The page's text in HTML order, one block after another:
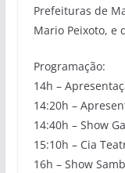
Prefeituras de
Mario Peixoto, e
Programação:
14h –
14:20h –
14:40h – Show
15:10h – Cia
16h – Show